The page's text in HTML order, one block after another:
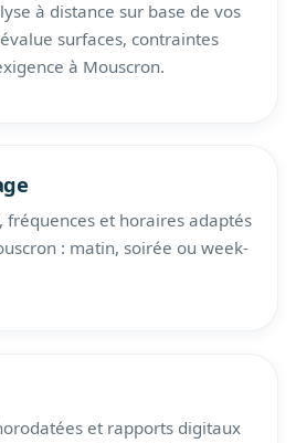
à distance sur base de vos
surfaces, contraintes
à Mouscron.
fréquences et horaires adaptés
: matin, soirée ou week-
et rapports digitaux